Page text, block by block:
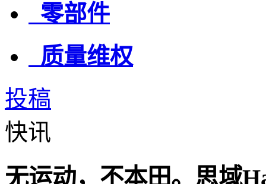
零部件
质量维权
投稿
快讯
无运动，不本田。思域